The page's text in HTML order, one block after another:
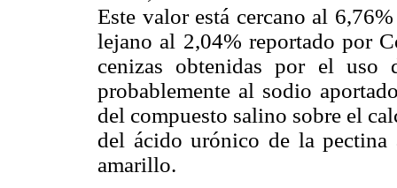
Este valor está cercano al
lejano al 2,04% reportado por
cenizas obtenidas por el uso
probablemente al sodio
del compuesto salino sobre el
del ácido urónico de la pectina
amarillo.